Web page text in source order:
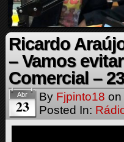
Ricardo
– Vamos
Comercial –
Abr
23 By Fjpinto18 on
Posted In: